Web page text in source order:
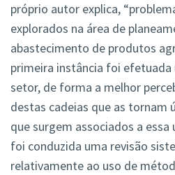
próprio autor explica,
explorados na área de
abastecimento de produtos
primeira instância foi efetuada
setor, de forma a melhor
destas cadeias que as tornam
que surgem associados a
foi conduzida uma revisão
relativamente ao uso de